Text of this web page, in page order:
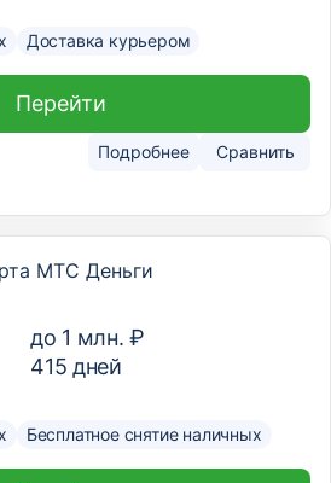
Доставка курьером
Подробнее Сравнить
Перейти
МТС Деньги
до 1 млн. ₽
415 дней
Бесплатное снятие наличных